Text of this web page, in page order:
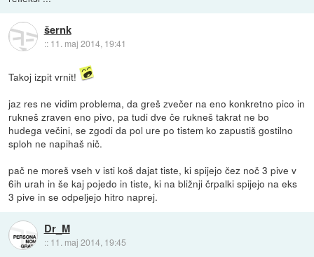
šernk
:: 11. maj 2014, 19:41
Takoj izpit vrnit!
jaz res ne vidim problema, da greš zvečer na eno konkretno pico in
rukneš zraven eno pivo, pa tudi dve če rukneš takrat ne bo
hudega večini, se zgodi da pol ure po tistem ko zapustiš gostilno
sploh ne napihaš nič.
pač ne moreš vseh v isti koš dajat tiste, ki spijejo čez noč 3 pive v
6ih urah in še kaj pojedo in tiste, ki na bližnji črpalki spijejo na eks
3 pive in se odpeljejo hitro naprej.
Dr_M
:: 11. maj 2014, 19:45